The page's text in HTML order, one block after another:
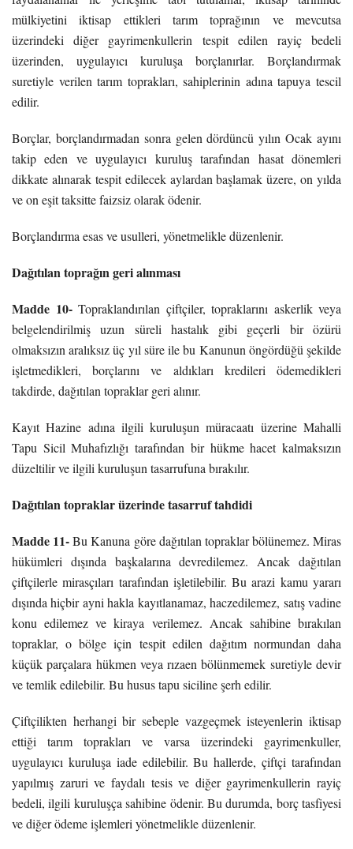
mülkiyetini iktisap ettikleri tarım toprağının ve mevcutsa
üzerindeki diğer gayrimenkullerin tespit edilen rayiç bedeli
üzerinden, uygulayıcı kuruluşa borçlanırlar. Borçlandırmak
suretiyle verilen tarım toprakları, sahiplerinin adına tapuya tescil
edilir.
Borçlar, borçlandırmadan sonra gelen dördüncü yılın Ocak ayını
takip eden ve uygulayıcı kuruluş tarafından hasat dönemleri
dikkate alınarak tespit edilecek aylardan başlamak üzere, on yılda
ve on eşit taksitte faizsiz olarak ödenir.
Borçlandırma esas ve usulleri, yönetmelikle düzenlenir.
Dağıtılan toprağın geri alınması
Madde 10-Topraklandırılan çiftçiler, topraklarını askerlik veya
belgelendirilmiş uzun süreli hastalık gibi geçerli bir özürü
olmaksızın aralıksız üç yıl süre ile bu Kanunun öngördüğü şekilde
işletmedikleri, borçlarını ve aldıkları kredileri ödemedikleri
takdirde, dağıtılan topraklar geri alınır.
Kayıt Hazine adına ilgili kuruluşun müracaatı üzerine Mahalli
Tapu Sicil Muhafızlığı tarafından bir hükme hacet kalmaksızın
düzeltilir ve ilgili kuruluşun tasarrufuna bırakılır.
Dağıtılan topraklar üzerinde tasarruf tahdidi
Madde 11-Bu Kanuna göre dağıtılan topraklar bölünemez. Miras
hükümleri dışında başkalarına devredilemez. Ancak dağıtılan
çiftçilerle mirasçıları tarafından işletilebilir. Bu arazi kamu yararı
dışında hiçbir ayni hakla kayıtlanamaz, haczedilemez, satış vadine
konu edilemez ve kiraya verilemez. Ancak sahibine bırakılan
topraklar, o bölge için tespit edilen dağıtım normundan daha
küçük parçalara hükmen veya rızaen bölünmemek suretiyle devir
ve temlik edilebilir. Bu husus tapu siciline şerh edilir.
Çiftçilikten herhangi bir sebeple vazgeçmek isteyenlerin iktisap
ettiği tarım toprakları ve varsa üzerindeki gayrimenkuller,
uygulayıcı kuruluşa iade edilebilir. Bu hallerde, çiftçi tarafından
yapılmış zaruri ve faydalı tesis ve diğer gayrimenkullerin rayiç
bedeli, ilgili kuruluşça sahibine ödenir. Bu durumda, borç tasfiyesi
ve diğer ödeme işlemleri yönetmelikle düzenlenir.